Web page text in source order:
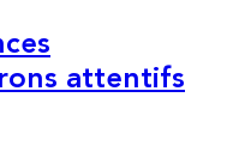
attentifs